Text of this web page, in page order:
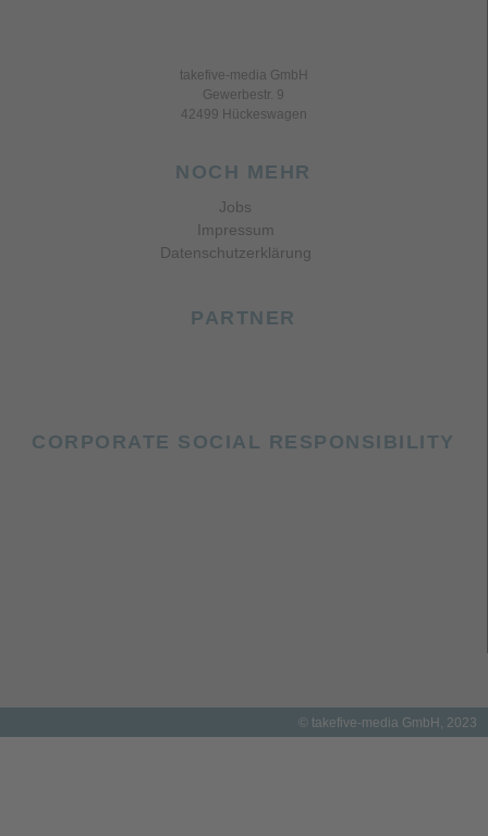
takefive-media GmbH
Gewerbestr. 9
42499 Hückeswagen
NOCH MEHR
Jobs
Impressum
Datenschutzerklärung
PARTNER
CORPORATE SOCIAL RESPONSIBILITY
© takefive-media GmbH, 2023